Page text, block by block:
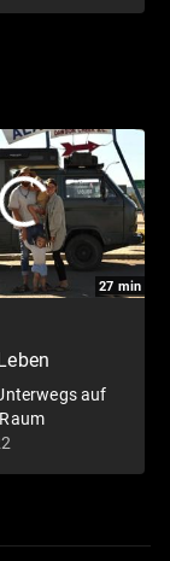
27 min
auf